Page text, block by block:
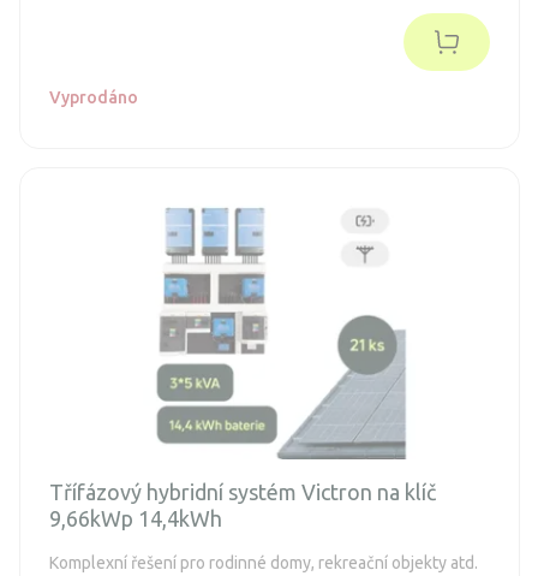
Vyprodáno
Třífázový hybridní systém Victron na klíč
9,66kWp 14,4kWh
Komplexní řešení pro rodinné domy, rekreační objekty atd.